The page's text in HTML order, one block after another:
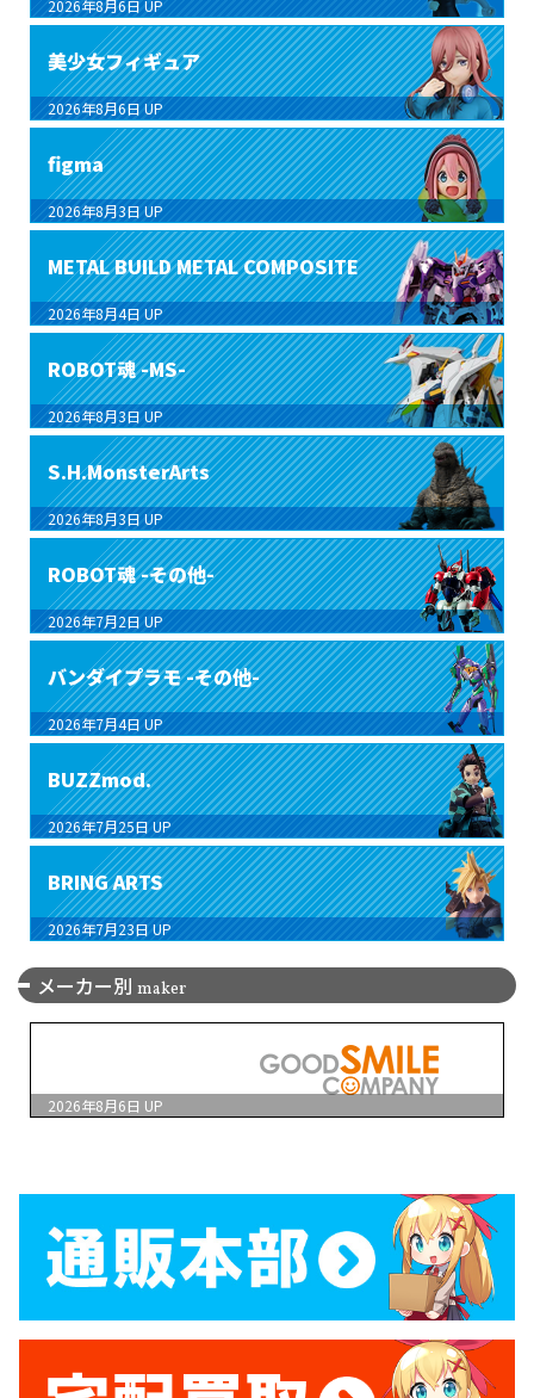
2026年8月6日 UP
美少女フィギュア
2026年8月6日 UP
figma
2026年8月3日 UP
METAL BUILD METAL COMPOSITE
2026年8月4日 UP
ROBOT魂 -MS-
2026年8月3日 UP
S.H.MonsterArts
2026年8月3日 UP
ROBOT魂 -その他-
2026年7月2日 UP
バンダイプラモ -その他-
2026年7月4日 UP
BUZZmod.
2026年7月25日 UP
BRING ARTS
2026年7月23日 UP
メーカー別 maker
2026年8月6日 UP